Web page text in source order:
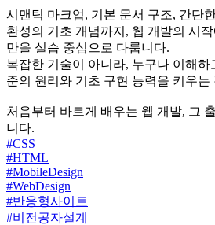
시맨틱 마크업, 기본 문서 구조, 간단
환성의 기초 개념까지, 웹 개발의 시
만을 실습 중심으로 다룹니다.
복잡한 기술이 아니라, 누구나 이해하
준의 원리와 기초 구현 능력을 키우는
처음부터 바르게 배우는 웹 개발, 그
니다.
#CSS
#HTML
#MobileDesign
#WebDesign
#반응형사이트
#비전공자설계